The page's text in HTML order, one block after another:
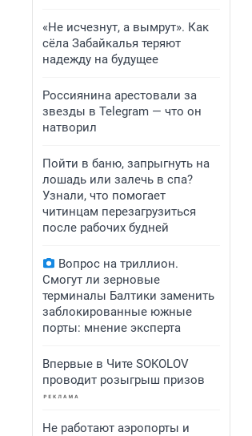
«Не исчезнут, а вымрут». Как
сёла Забайкалья теряют
надежду на будущее
Россиянина арестовали за
звезды в Telegram — что он
натворил
Пойти в баню, запрыгнуть на
лошадь или залечь в спа?
Узнали, что помогает
читинцам перезагрузиться
после рабочих будней
Вопрос на триллион.
Смогут ли зерновые
терминалы Балтики заменить
заблокированные южные
порты: мнение эксперта
Впервые в Чите SOKOLOV
проводит розыгрыш призов
Не работают аэропорты и